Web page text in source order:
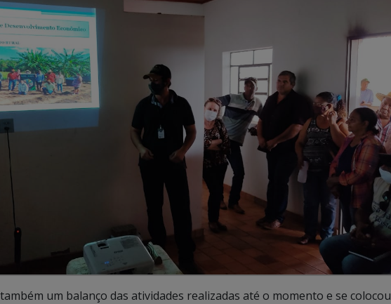
um balanço das atividades realizadas até o momento e se colocou